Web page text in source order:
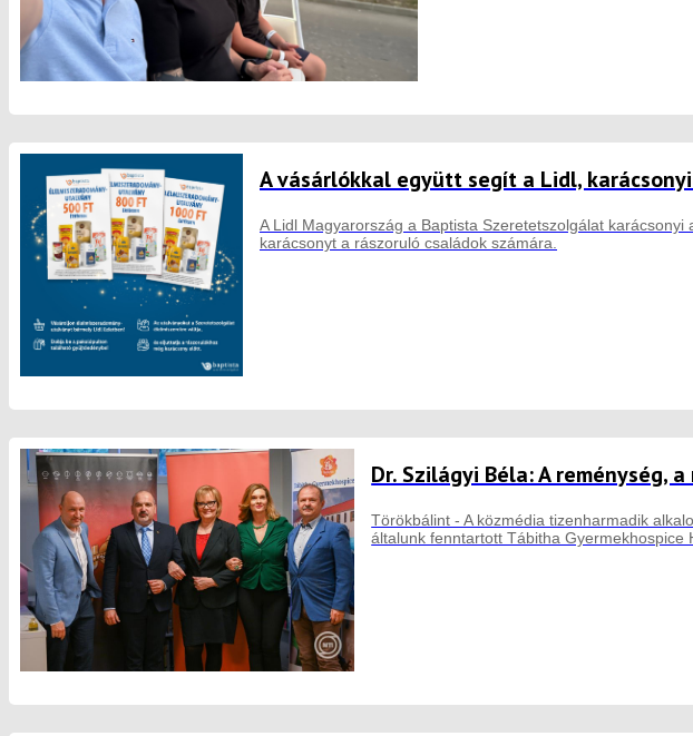
A vásárlókkal együtt segít a Lidl,
A Lidl Magyarország a Baptista Szeretetszolgálat
karácsonyt a rászoruló családok számára.
Dr. Szilágyi Béla: A reménység,
Törökbálint - A közmédia tizenharmadik
általunk fenntartott Tábitha Gyermekhospice